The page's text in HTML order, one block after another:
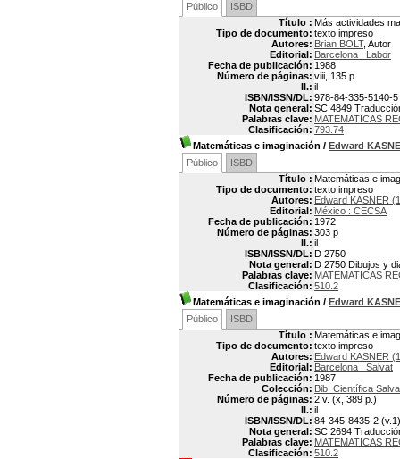
Público
ISBD
Título : Más actividades
Tipo de documento: texto impreso
Autores: Brian BOLT, Autor
Editorial: Barcelona : Labor
Fecha de publicación: 1988
Número de páginas: viii, 135 p
Il.: il
ISBN/ISSN/DL: 978-84-335-5140-5
Nota general: SC 4849
Palabras clave: MATEMATICAS
Clasificación: 793.74
Matemáticas e imaginación / Edward
Público
ISBD
Título : Matemáticas e
Tipo de documento: texto impreso
Autores: Edward KASNER
Editorial: México : CECSA
Fecha de publicación: 1972
Número de páginas: 303 p
Il.: il
ISBN/ISSN/DL: D 2750
Nota general: D 2750 Dibujos y
Palabras clave: MATEMATICAS
Clasificación: 510.2
Matemáticas e imaginación / Edward
Público
ISBD
Título : Matemáticas e
Tipo de documento: texto impreso
Autores: Edward KASNER
Editorial: Barcelona : Salvat
Fecha de publicación: 1987
Colección: Bib. Científica
Número de páginas: 2 v. (x, 389 p.)
Il.: il
ISBN/ISSN/DL: 84-345-8435-2
Nota general: SC 2694
Palabras clave: MATEMATICAS
Clasificación: 510.2